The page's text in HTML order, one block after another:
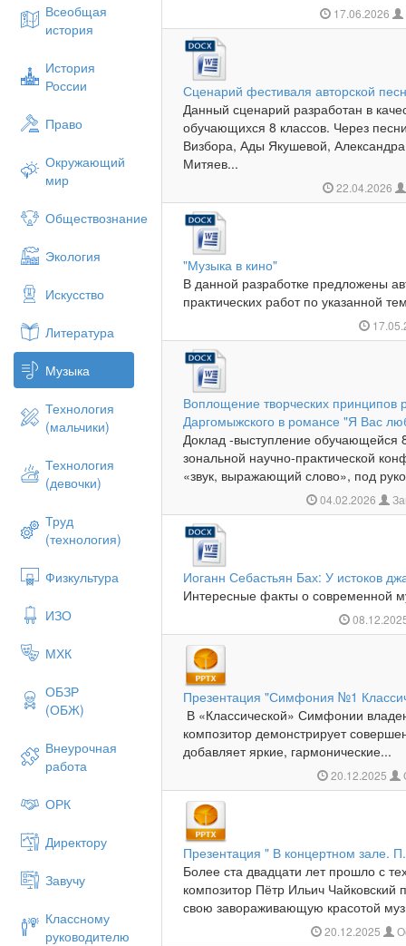
Всеобщая
история
История
России
Право
Окружающий
мир
Обществознание
Экология
Искусство
Литература
Музыка
Технология
(мальчики)
Технология
(девочки)
Труд
(технология)
Физкультура
ИЗО
МХК
ОБЗР
(ОБЖ)
Внеурочная
работа
ОРК
Директору
Завучу
Классному
руководителю
17.06.2026
Сценарий фестиваля авторской
Данный сценарий разработан в
обучающихся 8 классов. Через
Визбора, Ады Якушевой,
Митяев...
22.04.2026
"Музыка в кино"
В данной разработке предложены
практических работ по указанной
Воплощение творческих принципов
Даргомыжского в романсе "Я Вас
Доклад -выступление
зональной научно-практической
«звук, выражающий слово», под
04.02.2026
Иоганн Себастьян Бах: У истоков
Интересные факты о современной
Презентация "Симфония №1
В «Классической» Симфонии
композитор демонстрирует
добавляет яркие, гармонические...
20.12.2025
Презентация " В концертном
Более ста двадцати лет прошло с
композитор Пётр Ильич Чайковский
свою завораживающую красотой
20.12.2025